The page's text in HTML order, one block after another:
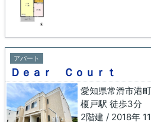
アパート
Ｄｅａｒ Ｃｏｕｒｔ
愛知県常滑市港
榎戸駅 徒歩3分
2階建 / 2018年